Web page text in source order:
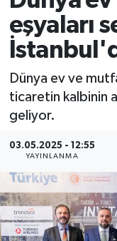
eşyaları
Dünya ev ve
ticaretin kalbinin
geliyor.
03.05.2025 - 12:55
YAYINLANMA
DÜNYA
SPOR
MAGAZİN
KÜLTÜR
SAĞLIK
BİLİM VE
OTOMOBİL
Süper Lig
Tüm Manşetler
Son Dakika
Haber Arşivi